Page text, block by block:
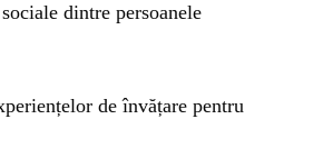
dintre persoanele
de învățare pentru